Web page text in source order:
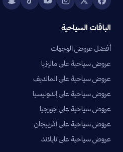
الباقات السياحية
أفضل عروض الوجهات
عروض سياحية على ماليزيا
عروض سياحية على المالديف
عروض سياحية على إندونيسيا
عروض سياحية على جورجيا
عروض سياحية على أذربيجان
عروض سياحية على تايلاند